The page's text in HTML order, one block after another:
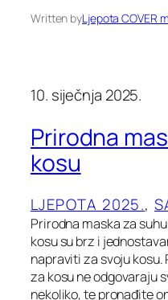
Written byLjepota COVER
10. siječnja 2025.
Prirodna
kosu
LJEPOTA 2025.,
Prirodna maska za
kosu su brz i
napraviti za svoju
za kosu ne odgovaraju
nekoliko, te pronađite